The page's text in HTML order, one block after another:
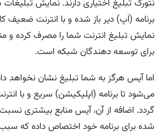
نتورک تبلیغ اختیاری دارند. نمایش
برنامه (اَپ) دیر باز شده و با انترنت ضعیف
نمایش تبلیغ انترنت شما را مصرف کرده و
برای توسعه دهندگان شبکه است.
اما آیس هرگز به شما تبلیغ نشان نخواهد
می‌شود تا برنامه (اپلیکیشن) سریع و با
گردد. اضافه از آن، آیس منابع بیشتری
شده برای برنامه خود اختصاص داده که